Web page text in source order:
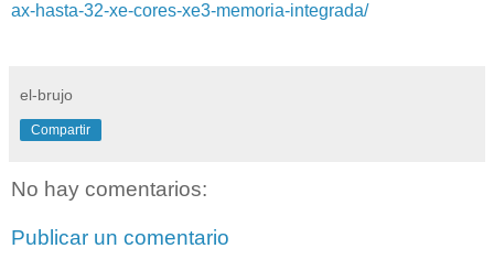
ax-hasta-32-xe-cores-xe3-memoria-integrada/
el-brujo
Compartir
No hay comentarios:
Publicar un comentario